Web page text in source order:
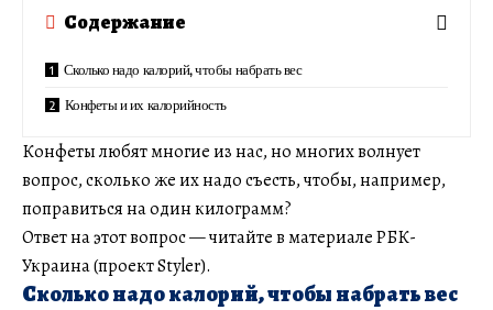
Содержание
Сколько надо калорий, чтобы набрать вес
Конфеты и их калорийность
Конфеты любят многие из нас, но многих волнует
вопрос, сколько же их надо съесть, чтобы, например,
поправиться на один килограмм?
Ответ на этот вопрос — читайте в материале РБК-
Украина (проект Styler).
Сколько надо калорий, чтобы набрать вес